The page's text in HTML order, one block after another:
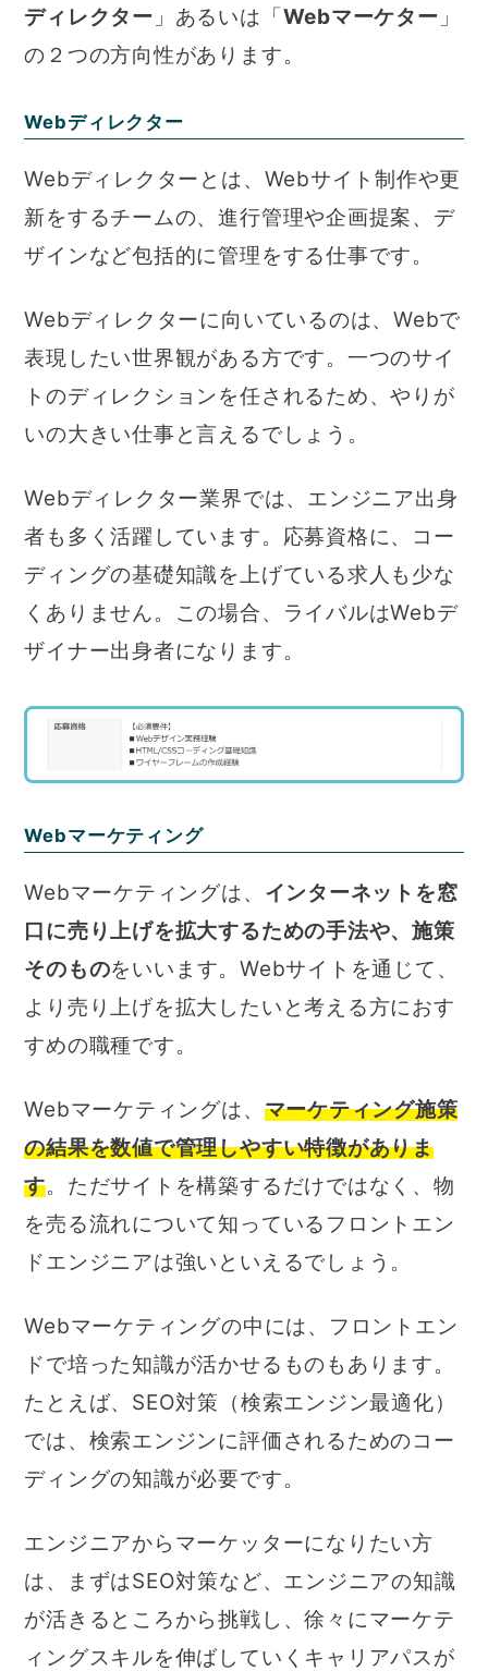
ディレクター 」あるいは「Webマーケター 」
の２つの方向性があります。
Webディレクター
Webディレクターとは、Webサイト制作や更
新をするチームの、進行管理や企画提案、デ
ザインなど包括的に管理をする仕事です。
Webディレクターに向いているのは、Webで
表現したい世界観がある方です。一つのサイ
トのディレクションを任されるため、やりが
いの大きい仕事と言えるでしょう。
Webディレクター業界では、エンジニア出身
者も多く活躍しています。応募資格に、コー
ディングの基礎知識を上げている求人も少な
くありません。この場合、ライバルはWebデ
ザイナー出身者になります。
Webマーケティング
Webマーケティングは、 インターネットを窓
口に売り上げを拡大するための手法や、施策
そのものをいいます。Webサイトを通じて、
より売り上げを拡大したいと考える方におす
すめの職種です。
Webマーケティングは、 マーケティング施策
の結果を数値で管理しやすい特徴がありま
す。ただサイトを構築するだけではなく、物
を売る流れについて知っているフロントエン
ドエンジニアは強いといえるでしょう。
Webマーケティングの中には、フロントエン
ドで培った知識が活かせるものもあります。
たとえば、SEO対策（検索エンジン最適化）
では、検索エンジンに評価されるためのコー
ディングの知識が必要です。
エンジニアからマーケッターになりたい方
は、まずはSEO対策など、エンジニアの知識
が活きるところから挑戦し、徐々にマーケテ
ィングスキルを伸ばしていくキャリアパスが